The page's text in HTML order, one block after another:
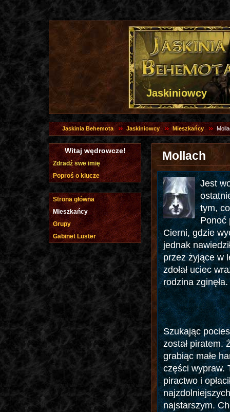
Jaskiniowcy
Jaskinia Behemota Jaskiniowcy Mieszkańcy
Mollach
Jest
tym,
Ponoć
Cierni, gdzie
jednak
przez żyjące w
zdołał uciec
rodzina zginęła.
Szukając
został piratem.
grabiąc małe
części wypraw.
piractwo i
najstarszym.
Witaj wędrowcze!
Zdradź swe imię
Poproś o klucze
Strona główna
Mieszkańcy
Grupy
Gabinet Luster